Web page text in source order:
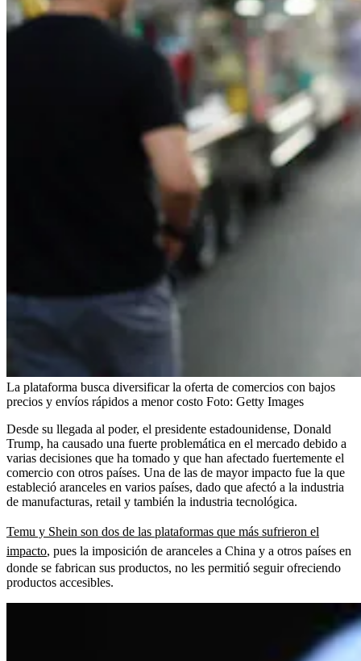
La plataforma busca diversificar la oferta de comercios con bajos
precios y envíos rápidos a menor costo Foto: Getty Images
Desde su llegada al poder, el presidente estadounidense, Donald
Trump, ha causado una fuerte problemática en el mercado debido a
varias decisiones que ha tomado y que han afectado fuertemente el
comercio con otros países. Una de las de mayor impacto fue la que
estableció aranceles en varios países, dado que afectó a la industria
de manufacturas, retail y también la industria tecnológica.
Temu y Shein son dos de las plataformas que más sufrieron el
impacto, pues la imposición de aranceles a China y a otros países en
donde se fabrican sus productos, no les permitió seguir ofreciendo
productos accesibles.